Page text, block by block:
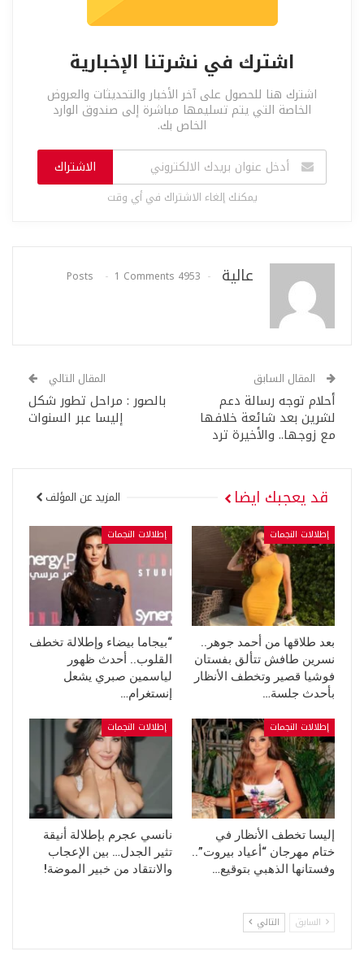
اشترك في نشرتنا الإخبارية
اشترك هنا للحصول على آخر الأخبار والتحديثات والعروض
الخاصة التي يتم تسليمها مباشرة إلى صندوق الوارد
الخاص بك.
الاشتراك
يمكنك إلغاء الاشتراك في أي وقت
عالية 4953 Posts
1 Comments
المقال السابق
أحلام توجه رسالة دعم
لشرين بعد شائعة خلافها
مع زوجها.. والأخيرة ترد
المقال التالي
بالصور : مراحل تطور شكل
إليسا عبر السنوات
قد يعجبك ايضا المزيد عن المؤلف
إطلالات النجمات
بعد طلاقها من أحمد جوهر..
نسرين طافش تتألق بفستان
فوشيا قصير وتخطف الأنظار
بأحدث جلسة…
إطلالات النجمات
“بيجاما بيضاء وإطلالة تخطف
القلوب.. أحدث ظهور
لياسمين صبري يشعل
إنستغرام…
إطلالات النجمات
إليسا تخطف الأنظار في
ختام مهرجان “أعياد بيروت”..
وفستانها الذهبي بتوقيع…
إطلالات النجمات
نانسي عجرم بإطلالة أنيقة
تثير الجدل… بين الإعجاب
والانتقاد من خبير الموضة!
السابق التالي